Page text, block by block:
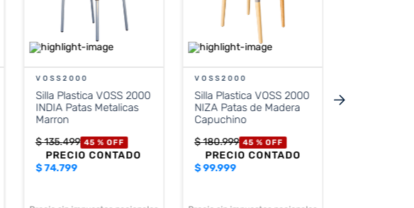
VOSS2000
Silla Plastica VOSS 2000
INDIA Patas Metalicas
Marron
$135.499 45 %OFF
PRECIO CONTADO
$74.799
VOSS2000
Silla Plastica VOSS 2000
NIZA Patas de Madera
Capuchino
$180.999 45 % OFF
PRECIO CONTADO
$99.999